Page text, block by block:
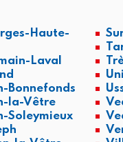
Haute-
Laval
Bonnefonds
la-Vêtre
Soleymieux